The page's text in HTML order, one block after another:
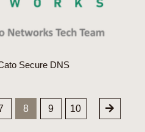
Secure DNS
8 9 10